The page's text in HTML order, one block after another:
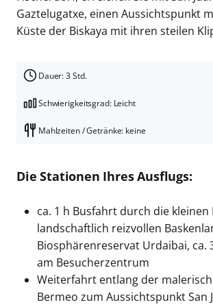
Gaztelugatxe, einen Aussichtspunkt
Küste der Biskaya mit ihren steilen
Dauer: 3 Std.
Schwierigkeitsgrad: Leicht
Mahlzeiten / Getränke: keine
Die Stationen Ihres Ausflugs:
ca. 1 h Busfahrt durch die kleinen
landschaftlich reizvollen
Biosphärenreservat Urdaibai, ca.
am Besucherzentrum
Weiterfahrt entlang der
Bermeo zum AussichtspunktSan